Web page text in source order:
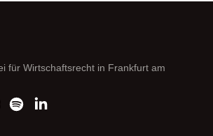
für Wirtschaftsrecht in Frankfurt am